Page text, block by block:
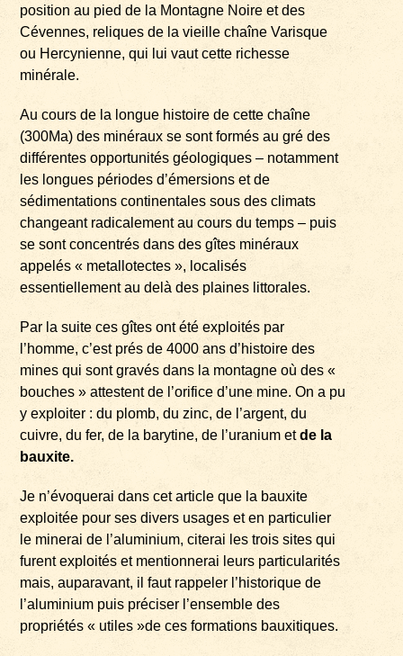
position au pied de la Montagne Noire et des
Cévennes, reliques de la vieille chaîne Varisque
ou Hercynienne, qui lui vaut cette richesse
minérale.
Au cours de la longue histoire de cette chaîne
(300Ma) des minéraux se sont formés au gré des
différentes opportunités géologiques – notamment
les longues périodes d’émersions et de
sédimentations continentales sous des climats
changeant radicalement au cours du temps – puis
se sont concentrés dans des gîtes minéraux
appelés « metallotectes », localisés
essentiellement au delà des plaines littorales.
Par la suite ces gîtes ont été exploités par
l’homme, c’est prés de 4000 ans d’histoire des
mines qui sont gravés dans la montagne où des «
bouches » attestent de l’orifice d’une mine. On a pu
y exploiter : du plomb, du zinc, de l’argent, du
cuivre, du fer, de la barytine, de l’uranium etde la
bauxite.
Je n’évoquerai dans cet article que la bauxite
exploitée pour ses divers usages et en particulier
le minerai de l’aluminium, citerai les trois sites qui
furent exploités et mentionnerai leurs particularités
mais, auparavant, il faut rappeler l’historique de
l’aluminium puis préciser l’ensemble des
propriétés « utiles »de ces formations bauxitiques.